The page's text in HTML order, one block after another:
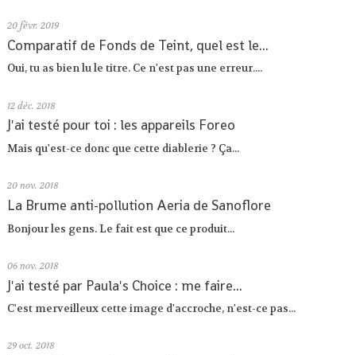
20 févr. 2019
Comparatif de Fonds de Teint, quel est le...
Oui, tu as bien lu le titre. Ce n'est pas une erreur....
12 déc. 2018
J'ai testé pour toi : les appareils Foreo
Mais qu'est-ce donc que cette diablerie ? Ça...
20 nov. 2018
La Brume anti-pollution Aeria de Sanoflore
Bonjour les gens. Le fait est que ce produit...
06 nov. 2018
J'ai testé par Paula's Choice : me faire...
C'est merveilleux cette image d'accroche, n'est-ce pas...
29 oct. 2018